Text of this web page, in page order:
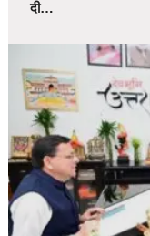
दी…